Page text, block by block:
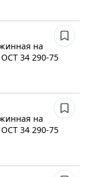
на
34 290-75
на
34 290-75